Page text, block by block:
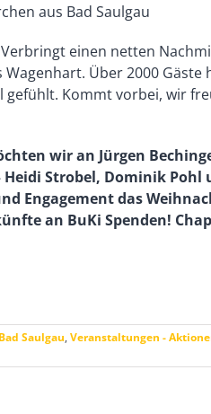
aus Bad Saulgau
einen netten
Über 2000 Gäste
gefühlt. Kommt vorbei, wir
wir an Jürgen
Heidi Strobel, Dominik Pohl
Engagement das
an BuKi Spenden!
Saulgau, Veranstaltungen -